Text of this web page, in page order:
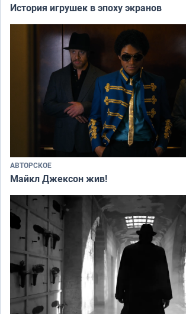
История игрушек в эпоху экранов
АВТОРСКОЕ
Майкл Джексон жив!